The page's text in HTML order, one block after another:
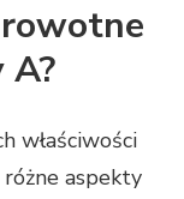
A?
właściwości
aspekty